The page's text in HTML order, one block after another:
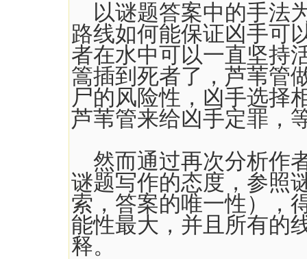
以谜题答案中的手法
路线如何能保证凶手可
者在水中可以一直坚持
篙插到死者了，芦苇管
尸的风险性，凶手选择
芦苇管来给凶手定罪，
然而通过再次分析作
谜题写作的态度，参照
索，答案的唯一性），
能性最大，并且所有的
释。